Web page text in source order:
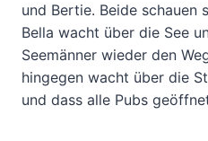
und Bertie. Beide schauen
Bella wacht über die See
Seemänner wieder den
hingegen wacht über die
und dass alle Pubs